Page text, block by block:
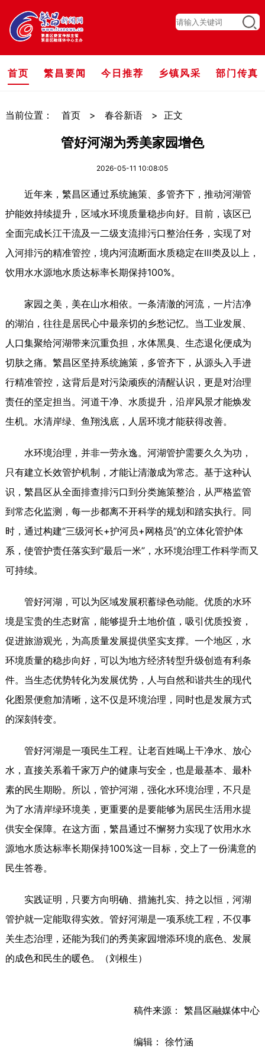
首页 繁昌要闻 今日推荐 乡镇风采 部门传真
当前位置： 首页 > 春谷新语 > 正文
管好河湖为秀美家园增色
2026-05-11 10:08:05
近年来，繁昌区通过系统施策、多管齐下，推动河湖管
护能效持续提升，区域水环境质量稳步向好。目前，该区已
全面完成长江干流及一二级支流排污口整治任务，实现了对
入河排污的精准管控，境内河流断面水质稳定在Ⅲ类及以上，
饮用水水源地水质达标率长期保持100%。
家园之美，美在山水相依。一条清澈的河流，一片洁净
的湖泊，往往是居民心中最亲切的乡愁记忆。当工业发展、
人口集聚给河湖带来沉重负担，水体黑臭、生态退化便成为
切肤之痛。繁昌区坚持系统施策，多管齐下，从源头入手进
行精准管控，这背后是对污染顽疾的清醒认识，更是对治理
责任的坚定担当。河道干净、水质提升，沿岸风景才能焕发
生机。水清岸绿、鱼翔浅底，人居环境才能获得改善。
水环境治理，并非一劳永逸。河湖管护需要久久为功，
只有建立长效管护机制，才能让清澈成为常态。基于这种认
识，繁昌区从全面排查排污口到分类施策整治，从严格监管
到常态化监测，每一步都离不开科学的规划和踏实执行。同
时，通过构建“三级河长+护河员+网格员”的立体化管护体
系，使管护责任落实到“最后一米”，水环境治理工作科学而又
可持续。
管好河湖，可以为区域发展积蓄绿色动能。优质的水环
境是宝贵的生态财富，能够提升土地价值，吸引优质投资，
促进旅游观光，为高质量发展提供坚实支撑。一个地区，水
环境质量的稳步向好，可以为地方经济转型升级创造有利条
件。当生态优势转化为发展优势，人与自然和谐共生的现代
化图景便愈加清晰，这不仅是环境治理，同时也是发展方式
的深刻转变。
管好河湖是一项民生工程。让老百姓喝上干净水、放心
水，直接关系着千家万户的健康与安全，也是最基本、最朴
素的民生期盼。所以，管护河湖，强化水环境治理，不只是
为了水清岸绿环境美，更重要的是要能够为居民生活用水提
供安全保障。在这方面，繁昌通过不懈努力实现了饮用水水
源地水质达标率长期保持100%这一目标，交上了一份满意的
民生答卷。
实践证明，只要方向明确、措施扎实、持之以恒，河湖
管护就一定能取得实效。管好河湖是一项系统工程，不仅事
关生态治理，还能为我们的秀美家园增添环境的底色、发展
的成色和民生的暖色。（刘根生）
稿件来源： 繁昌区融媒体中心
编辑： 徐竹涵